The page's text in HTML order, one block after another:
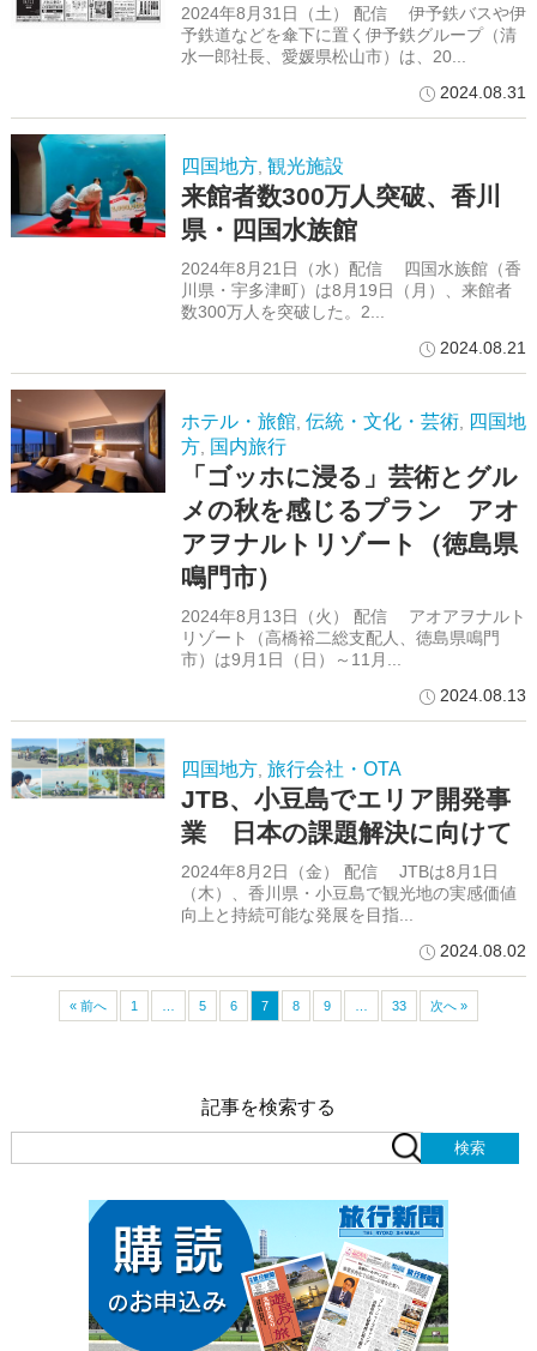
2024年8月31日（土） 配信 伊予鉄バスや伊
予鉄道などを傘下に置く伊予鉄グループ（清
水一郎社長、愛媛県松山市）は、20...
2024.08.31
四国地方, 観光施設
来館者数300万人突破、香川
県・四国水族館
2024年8月21日（水）配信 四国水族館（香
川県・宇多津町）は8月19日（月）、来館者
数300万人を突破した。2...
2024.08.21
ホテル・旅館, 伝統・文化・芸術,
四国地
方, 国内旅行
「ゴッホに浸る」芸術とグル
メの秋を感じるプラン アオ
アヲナルトリゾート（徳島県
鳴門市）
2024年8月13日（火） 配信 アオアヲナルト
リゾート（高橋裕二総支配人、徳島県鳴門
市）は9月1日（日）～11月...
2024.08.13
四国地方, 旅行会社・OTA
JTB、小豆島でエリア開発事
業 日本の課題解決に向けて
2024年8月2日（金） 配信 JTBは8月1日
（木）、香川県・小豆島で観光地の実感価値
向上と持続可能な発展を目指...
2024.08.02
« 前へ 1 5 6 7 8 9 33 次へ »
記事を検索する